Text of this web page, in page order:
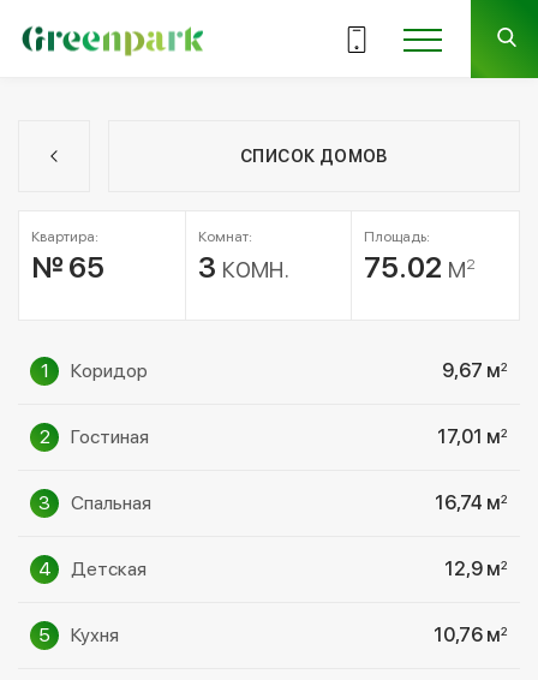
СПИСОК ДОМОВ
Квартира:
№ 65
Комнат:
3 комн.
Площадь:
75.02 м2
1 Коридор 9,67 м2
2 Гостиная 17,01 м2
3 Спальная 16,74 м2
4 Детская 12,9 м2
5 Кухня 10,76 м2